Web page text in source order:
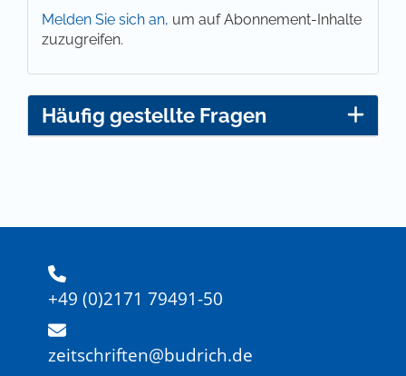
Melden Sie sich an, um auf Abonnement-Inhalte
zuzugreifen.
Häufig gestellte Fragen
+49 (0)2171 79491-50
zeitschriften@budrich.de